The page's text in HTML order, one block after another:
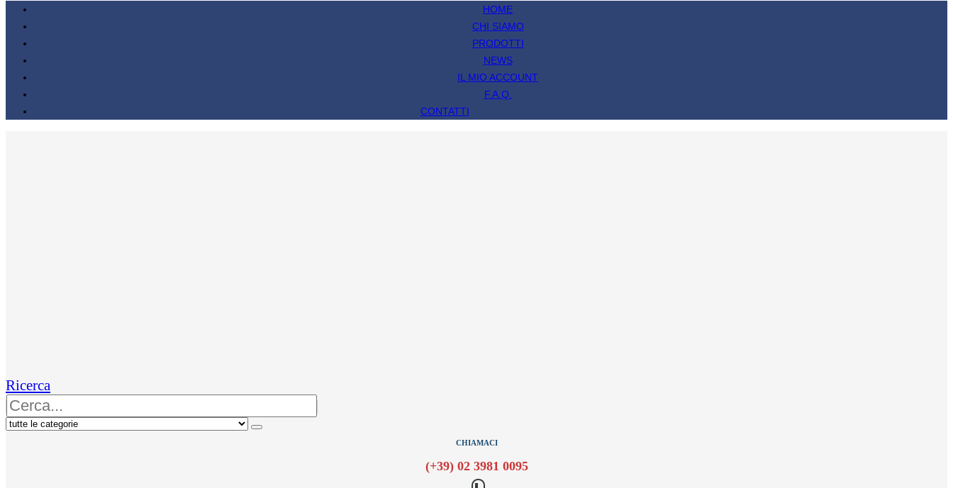
HOME
CHI SIAMO
PRODOTTI
NEWS
IL MIO ACCOUNT
F.A.Q.
CONTATTI
Ricerca
CHIAMACI
(+39) 02 3981 0095